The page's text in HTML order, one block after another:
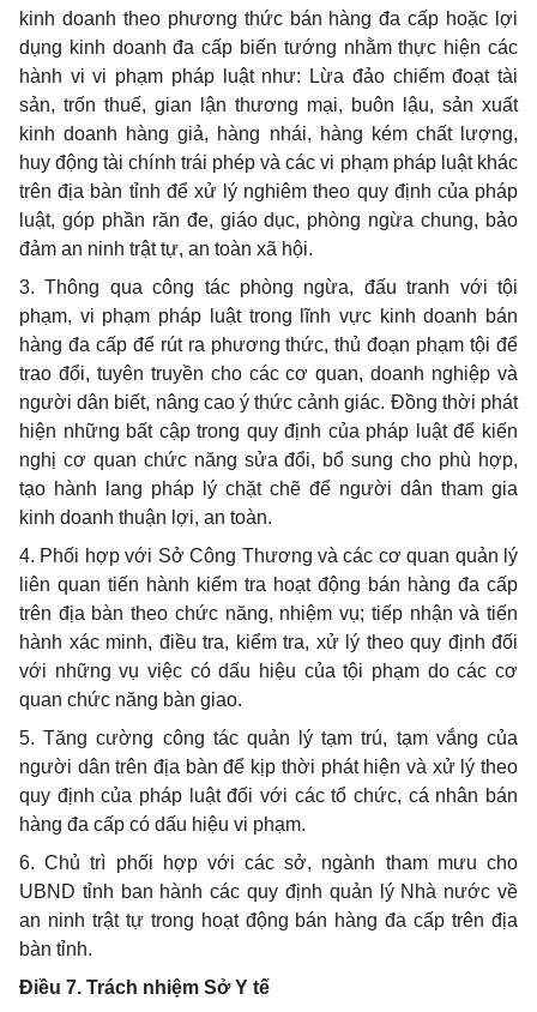
kinh doanh theo phương thức bán hàng đa cấp hoặc lợi
dụng kinh doanh đa cấp biến tướng nhằm thực hiện các
hành vi vi phạm pháp luật như: Lừa đảo chiếm đoạt tài
sản, trốn thuế, gian lận thương mại, buôn lậu, sản xuất
kinh doanh hàng giả, hàng nhái, hàng kém chất lượng,
huy động tài chính trái phép và các vi phạm pháp luật khác
trên địa bàn tỉnh để xử lý nghiêm theo quy định của pháp
luật, góp phần răn đe, giáo dục, phòng ngừa chung, bảo
đảm an ninh trật tự, an toàn xã hội.
3. Thông qua công tác phòng ngừa, đấu tranh với tội
phạm, vi phạm pháp luật trong lĩnh vực kinh doanh bán
hàng đa cấp để rút ra phương thức, thủ đoạn phạm tội để
trao đổi, tuyên truyền cho các cơ quan, doanh nghiệp và
người dân biết, nâng cao ý thức cảnh giác. Đồng thời phát
hiện những bất cập trong quy định của pháp luật để kiến
nghị cơ quan chức năng sửa đổi, bổ sung cho phù hợp,
tạo hành lang pháp lý chặt chẽ để người dân tham gia
kinh doanh thuận lợi, an toàn.
4. Phối hợpvới Sở Công Thương và các cơ quan quản lý
liên quan tiến hành kiểm tra hoạt động bán hàng đa cấp
trên địa bàn theo chức năng, nhiệm vụ; tiếp nhận và tiến
hành xác minh, điều tra, kiểm tra, xử lý theo quy định đối
với những vụ việc có dấu hiệu của tội phạm do các cơ
quan chức năng bàn giao.
5. Tăng cường công tác quản lý tạm trú, tạm vắng của
người dân trên địa bàn để kịp thời phát hiện và xử lý theo
quy định của pháp luật đối với các tổ chức, cá nhân bán
hàng đa cấp có dấu hiệu vi phạm.
6. Chủ trì phối hợpvới các sở, ngành tham mưu cho
UBND tỉnh ban hành các quy định quản lý Nhà nước về
an ninh trật tự trong hoạt động bán hàng đa cấp trên địa
bàn tỉnh.
Điều 7. Trách nhiệm Sở Y tế